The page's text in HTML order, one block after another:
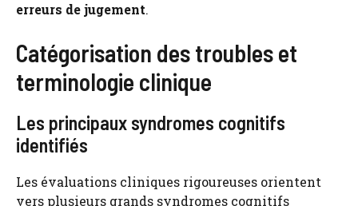
erreurs de jugement.
Catégorisation des troubles et
terminologie clinique
Les principaux syndromes cognitifs
identifiés
Les évaluations cliniques rigoureuses orientent
vers plusieurs grands syndromes cognitifs